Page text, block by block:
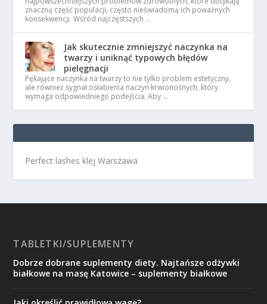
znaczną część populacji, często nieświadomą ich poważnych
konsekwencji. Wśród najczęstszych …
Jak skutecznie zmniejszyć naczynka na
twarzy i uniknąć typowych błędów
pielęgnacji
Pękające naczynka na twarzy to nie tylko problem estetyczny,
ale również sygnał osłabienia naczyń krwionośnych, który
wymaga odpowiedniego podejścia. Aby …
Perfect lashes klej Warszawa
TABLETKI/SUPLEMENTY
Dobrze dobrane suplementy diety. Najtańsze odżywki
białkowe na masę Katowice – suplementy białkowe